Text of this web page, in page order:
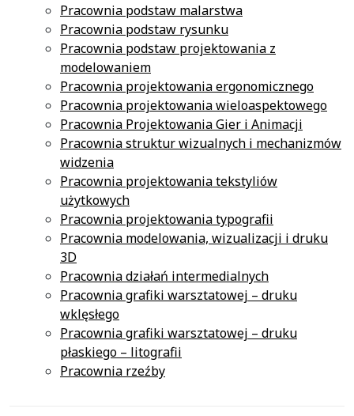
Pracownia podstaw malarstwa
Pracownia podstaw rysunku
Pracownia podstaw projektowania z
modelowaniem
Pracownia projektowania ergonomicznego
Pracownia projektowania wieloaspektowego
Pracownia Projektowania Gier i Animacji
Pracownia struktur wizualnych i mechanizmów
widzenia
Pracownia projektowania tekstyliów
użytkowych
Pracownia projektowania typografii
Pracownia modelowania, wizualizacji i druku
3D
Pracownia działań intermedialnych
Pracownia grafiki warsztatowej – druku
wklęsłego
Pracownia grafiki warsztatowej – druku
płaskiego – litografii
Pracownia rzeźby